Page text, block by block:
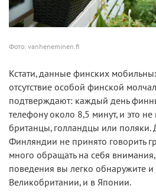
Фото: vanheneminen.fi
Кстати, данные финских
отсутствие особой финской
подтверждают: каждый день
телефону около 8,5 минут, и это
британцы, голландцы или поляки.
Финляндии не принято говорить
много обращать на себя
поведения вы легко обнаружите
Великобритании, и в Японии.